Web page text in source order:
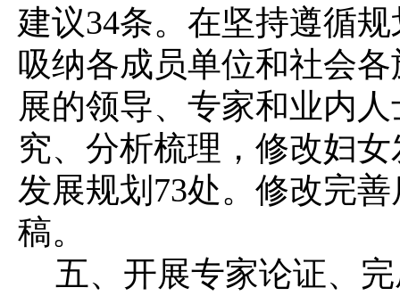
建议34条。在坚持遵循
吸纳各成员单位和社会
展的领导、专家和业内
究、分析梳理，修改妇
发展规划73处。修改完
稿。
五、开展专家论证、